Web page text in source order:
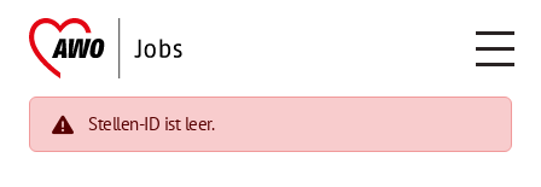
Stellen-ID ist leer.